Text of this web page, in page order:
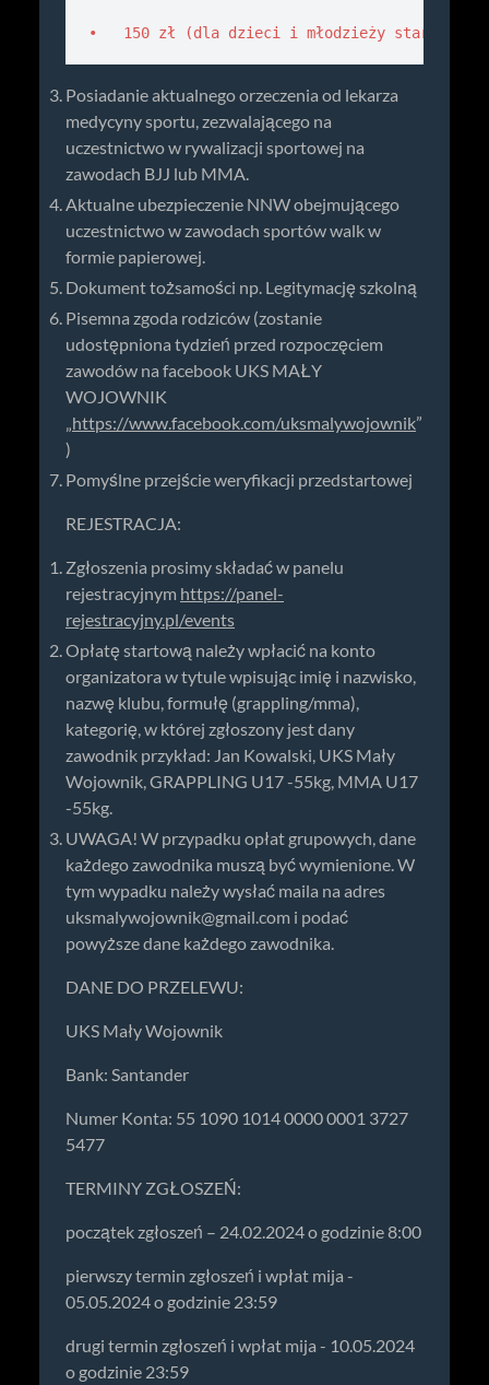
•   150 zł (dla dzieci i młodzieży startującej
Posiadanie aktualnego orzeczenia od lekarza
medycyny sportu, zezwalającego na
uczestnictwo w rywalizacji sportowej na
zawodach BJJ lub MMA.
Aktualne ubezpieczenie NNW obejmującego
uczestnictwo w zawodach sportów walk w
formie papierowej.
Dokument tożsamości np. Legitymację szkolną
Pisemna zgoda rodziców (zostanie
udostępniona tydzień przed rozpoczęciem
zawodów na facebook UKS MAŁY
WOJOWNIK
„https://www.facebook.com/uksmalywojownik”
)
Pomyślne przejście weryfikacji przedstartowej
REJESTRACJA:
Zgłoszenia prosimy składać w panelu
rejestracyjnym https://panel-
rejestracyjny.pl/events
Opłatę startową należy wpłacić na konto
organizatora w tytule wpisując imię i nazwisko,
nazwę klubu, formułę (grappling/mma),
kategorię, w której zgłoszony jest dany
zawodnik przykład: Jan Kowalski, UKS Mały
Wojownik, GRAPPLING U17 -55kg, MMA U17
-55kg.
UWAGA! W przypadku opłat grupowych, dane
każdego zawodnika muszą być wymienione. W
tym wypadku należy wysłać maila na adres
uksmalywojownik@gmail.com i podać
powyższe dane każdego zawodnika.
DANE DO PRZELEWU:
UKS Mały Wojownik
Bank: Santander
Numer Konta: 55 1090 1014 0000 0001 3727
5477
TERMINY ZGŁOSZEŃ:
początek zgłoszeń – 24.02.2024 o godzinie 8:00
pierwszy termin zgłoszeń i wpłat mija -
05.05.2024 o godzinie 23:59
drugi termin zgłoszeń i wpłat mija - 10.05.2024
o godzinie 23:59